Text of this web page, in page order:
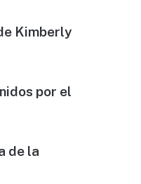
Kimberly
por el
de la